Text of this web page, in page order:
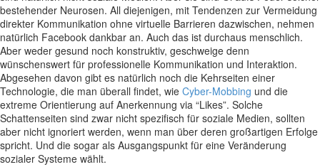
bestehender Neurosen. All diejenigen, mit Tendenzen zur Vermeidung
direkter Kommunikation ohne virtuelle Barrieren dazwischen, nehmen
natürlich Facebook dankbar an. Auch das ist durchaus menschlich.
Aber weder gesund noch konstruktiv, geschweige denn
wünschenswert für professionelle Kommunikation und Interaktion.
Abgesehen davon gibt es natürlich noch die Kehrseiten einer
Technologie, die man überall findet, wie Cyber-Mobbing und die
extreme Orientierung auf Anerkennung via “Likes”. Solche
Schattenseiten sind zwar nicht spezifisch für soziale Medien, sollten
aber nicht ignoriert werden, wenn man über deren großartigen Erfolge
spricht. Und die sogar als Ausgangspunkt für eine Veränderung
sozialer Systeme wählt.